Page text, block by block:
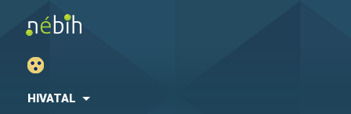
HIVATAL